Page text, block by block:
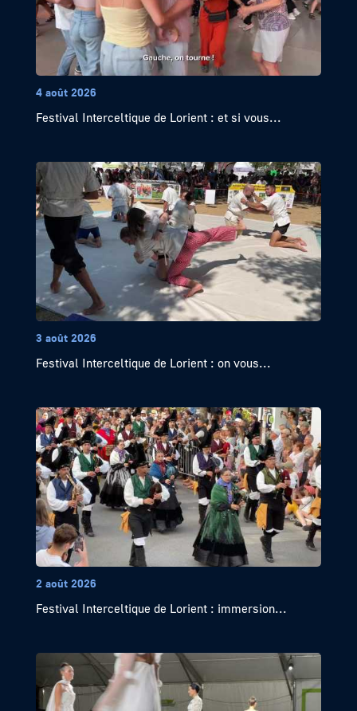
4 août 2026
Festival Interceltique de Lorient : et si vous...
3 août 2026
Festival Interceltique de Lorient : on vous...
2 août 2026
Festival Interceltique de Lorient : immersion...